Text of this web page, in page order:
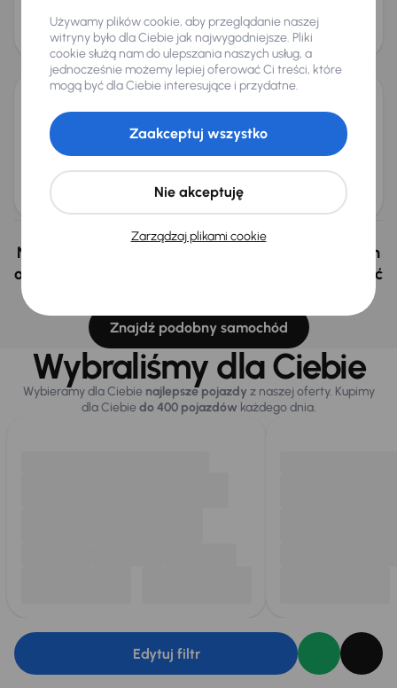
Miesięczna rata
od 74 zł
Cena
12 500 zł
Świeżo skupione
Chevrolet Spark
Benzyna1.0 16V 50 kW
1.0 16V Klima
Miesięczna rata
od 48 zł
Cena
8 000 zł
Nie wybrałeś auto z oferty? Nie szkodzi, w naszych
oddziałach w Czechach i na Słowacji możemy mieć
Znajdź podobny samochód
Wybraliśmy dla Ciebie
Wybieramy dla Ciebie najlepsze pojazdy z naszej oferty. Kupimy
dla Ciebiedo 400 pojazdówkażdego dnia.
Edytuj filtr
Używamy plików cookie, aby przeglądanie naszej
witryny było dla Ciebie jak najwygodniejsze. Pliki
cookie służą nam do ulepszania naszych usług, a
jednocześnie możemy lepiej oferować Ci treści, które
mogą być dla Ciebie interesujące i przydatne.
Zarządzaj plikami cookie
Nie akceptuję
Zaakceptuj wszystko